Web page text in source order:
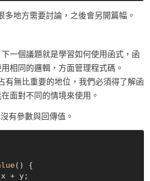
多地方需要討論，之後會另開篇幅。
一個議題就是學習如何使用函式，函
相同的邏輯，方面管理程式碼。
有無比重要的地位，我們必須得了解函
面對不同的情境來使用。
有參數與回傳值。
( ) {
x + y;